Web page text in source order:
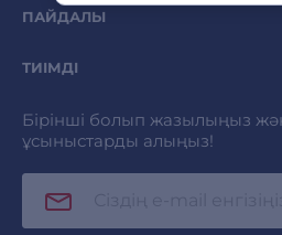
ПАЙДАЛЫ
ТИІМДІ
Бірінші болып жазылыңыз
ұсыныстарды алыңыз!